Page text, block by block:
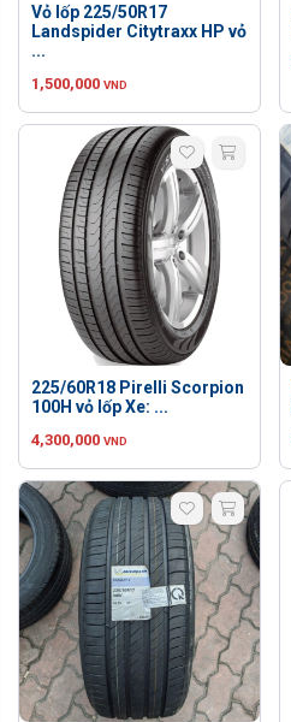
Vỏ lốp 225/50R17
Landspider Citytraxx HP vỏ
...
1,500,000 VND
225/60R18 Pirelli Scorpion
100H vỏ lốp Xe: ...
4,300,000 VND